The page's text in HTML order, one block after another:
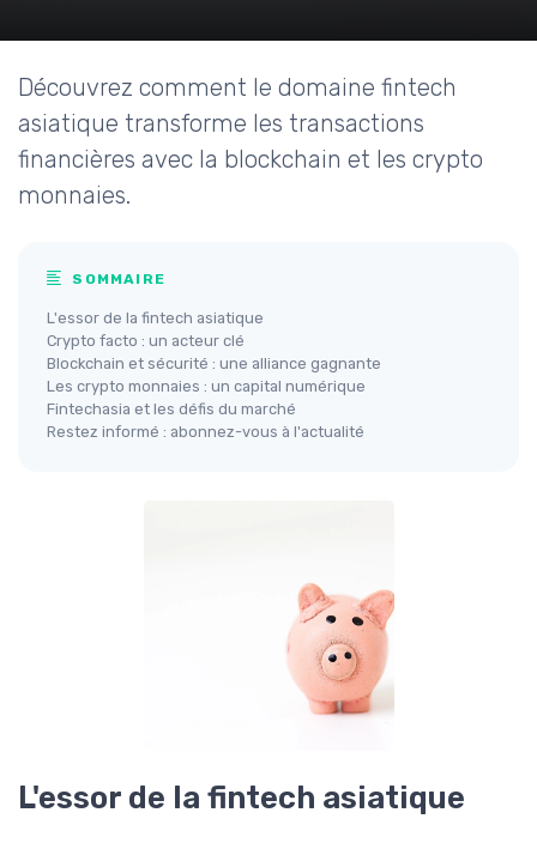
Découvrez comment le domaine fintech
asiatique transforme les transactions
financières avec la blockchain et les crypto
monnaies.
SOMMAIRE
L'essor de la fintech asiatique
Crypto facto : un acteur clé
Blockchain et sécurité : une alliance gagnante
Les crypto monnaies : un capital numérique
Fintechasia et les défis du marché
Restez informé : abonnez-vous à l'actualité
L'essor de la fintech asiatique